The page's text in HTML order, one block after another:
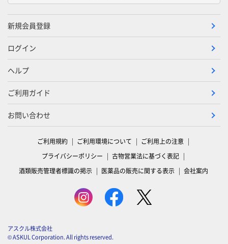
新規会員登録
ログイン
ヘルプ
ご利用ガイド
お問い合わせ
ご利用規約 ご利用環境について
ご利用上の注意
プライバシーポリシー
古物営業法に基づく表記
酒類販売管理者標識の掲示
医薬品の販売に関する表示 会社案内
アスクル株式会社
© ASKUL Corporation. All rights reserved.